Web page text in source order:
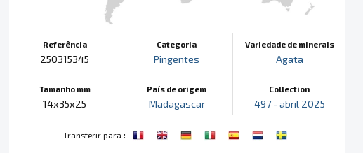
Referência
250315345
Tamanho mm
14x35x25
Categoria
Pingentes
País de origem
Madagascar
Variedade de minerais
Agata
Collection
497 - abril 2025
Transferir para :